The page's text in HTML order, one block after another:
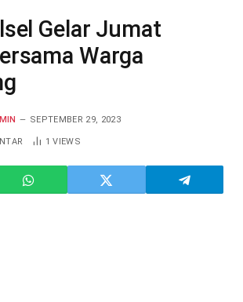
Gelar Jumat
Warga
SEPTEMBER 29, 2023
1VIEWS